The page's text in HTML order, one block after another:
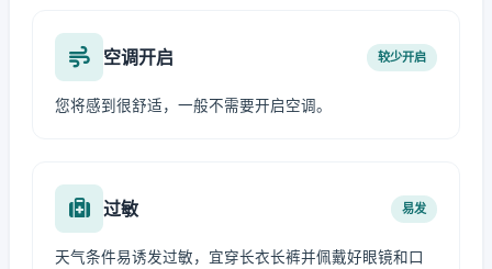
空调开启 较少开启
您将感到很舒适，一般不需要开启空调。
过敏 易发
天气条件易诱发过敏，宜穿长衣长裤并佩戴好眼镜和口